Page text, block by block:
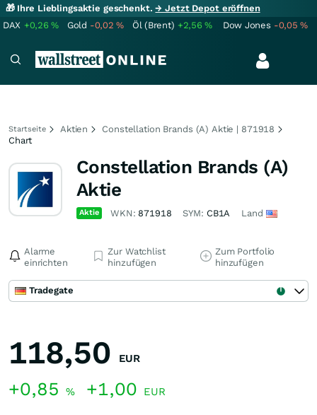
🎁 Ihre Lieblingsaktie geschenkt.→ Jetzt Depot eröffnen
DAX +0,26% Gold -0,02% Öl (Brent) +2,56% Dow Jones -0,05%
Startseite Aktien
Constellation Brands (A) Aktie | 871918
Chart
Constellation Brands (A)
Aktie
Aktie WKN: 871918 SYM: CB1A Land
Alarme
einrichten
Zur Watchlist
hinzufügen
Zum Portfolio
hinzufügen
Tradegate
118,50 EUR
+0,85 % +1,00 EUR